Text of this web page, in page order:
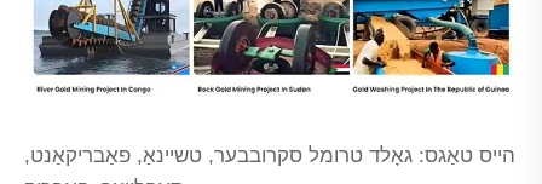
הייס טאַגס: גאָלד טרומל סקרובבער, טשיינאַ, פאַבריקאַנט,